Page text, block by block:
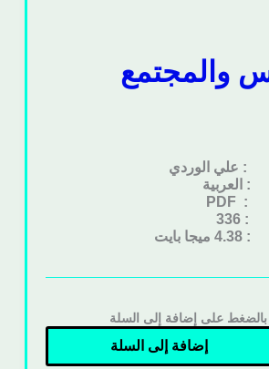
والمجتمع
الوردي
:
بالضغط على إضافة إلى السلة
إضافة إلى السلة